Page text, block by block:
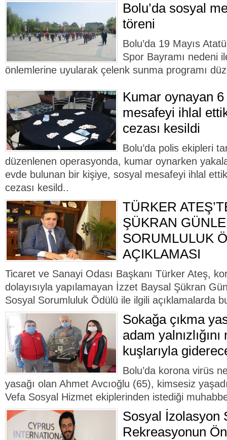
Bolu’da sosyal
töreni
Bolu’da 19 Mayıs
Spor Bayramı nedeni
önlemlerine uyularak çelenk sunma programı
Kumar oynayan
mesafeyi ihlal
cezası kesildi
Bolu’da polis ekipleri
düzenlenen operasyonda, kumar oynarken
evde bulunan bir kişiye, sosyal mesafeyi ihlal
cezası kesild..
TÜRKER
ŞÜKRAN
SORUMLULUK
AÇIKLAMASI
Ticaret ve Sanayi Odası Başkanı Türker Ateş,
dolayısıyla yapılamayan İzzet Baysal Şükran
Sosyal Sorumluluk Ödülü ile ilgili açıklamalarda
Sokağa çıkma
adam
kuşlarıyla
Bolu’da korona virüs
yasağı olan Ahmet Avcıoğlu (65), kimsesiz
Vefa Sosyal Hizmet ekiplerinden istediği
Sosyal İzolasyon
Rekreasyonun